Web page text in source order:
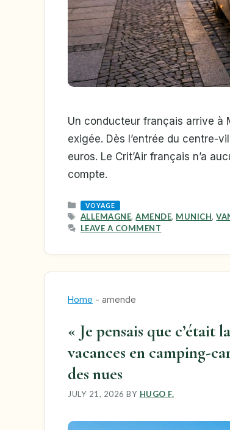
Un conducteur français arrive à
exigée. Dès l’entrée du centre-
euros. Le Crit’Air français n’a
compte.
CATEGORIES
VOYAGE
TAGS
ALLEMAGNE,AMENDE, MUNICH,
LEAVE A COMMENT
Home - amende
« Je pensais que c’était
vacances en camping-
des nues
JULY 21, 2026 BY HUGO F.